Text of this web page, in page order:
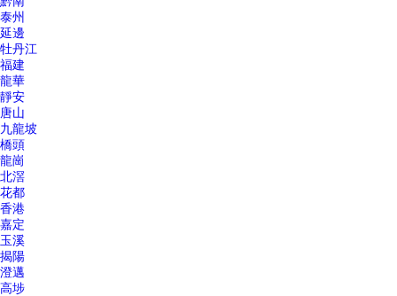
泰州
延邊
牡丹江
福建
龍華
靜安
唐山
九龍坡
橋頭
龍崗
北滘
花都
香港
嘉定
玉溪
揭陽
澄邁
高埗